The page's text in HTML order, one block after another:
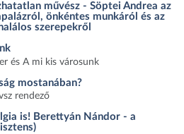
művész - Söptei Andrea az
önkéntes munkáról és az
szerepekről
és A mi kis városunk
mostanában?
rendező
is! Berettyán Nándor - a